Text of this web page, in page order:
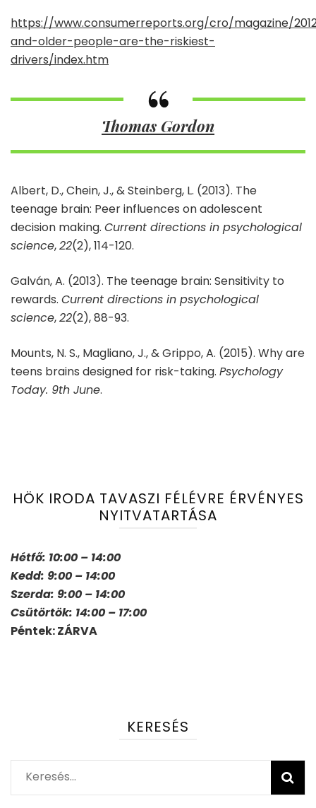
https://www.consumerreports.org/cro/magazine/
and-older-people-are-the-riskiest-
drivers/index.htm
Thomas Gordon
Albert, D., Chein, J., & Steinberg, L. (2013). The
teenage brain: Peer influences on adolescent
decision making. Current directions in psychological
science,22(2), 114-120.
Galván, A. (2013). The teenage brain: Sensitivity to
rewards. Current directions in psychological
science,22(2), 88-93.
Mounts, N. S., Magliano, J., & Grippo, A. (2015). Why are
teens brains designed for risk-taking. Psychology
Today. 9th June.
HÖK IRODA TAVASZI FÉLÉVRE ÉRVÉNYES
NYITVATARTÁSA
Hétfő: 10:00 – 14:00
Kedd: 9:00 – 14:00
Szerda: 9:00 – 14:00
Csütörtök: 14:00 – 17:00
Péntek: ZÁRVA
KERESÉS
Keresés: